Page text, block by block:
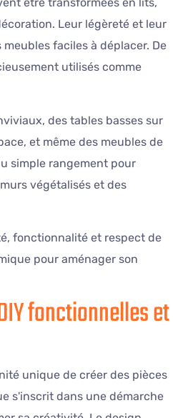
Leur légèreté et leur
faciles à déplacer. De
utilisés comme
des tables basses sur
et même des meubles de
simple rangement pour
végétalisés et des
fonctionnalité et respect de
pour aménager son
fonctionnelles et
unique de créer des pièces
s'inscrit dans une démarche